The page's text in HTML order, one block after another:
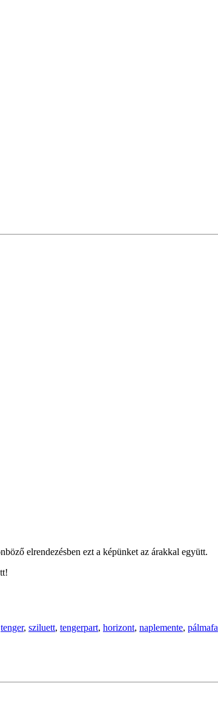
elrendezésben ezt a képünket az árakkal együtt.
tenger, sziluett, tengerpart, horizont, naplemente, pálmafa